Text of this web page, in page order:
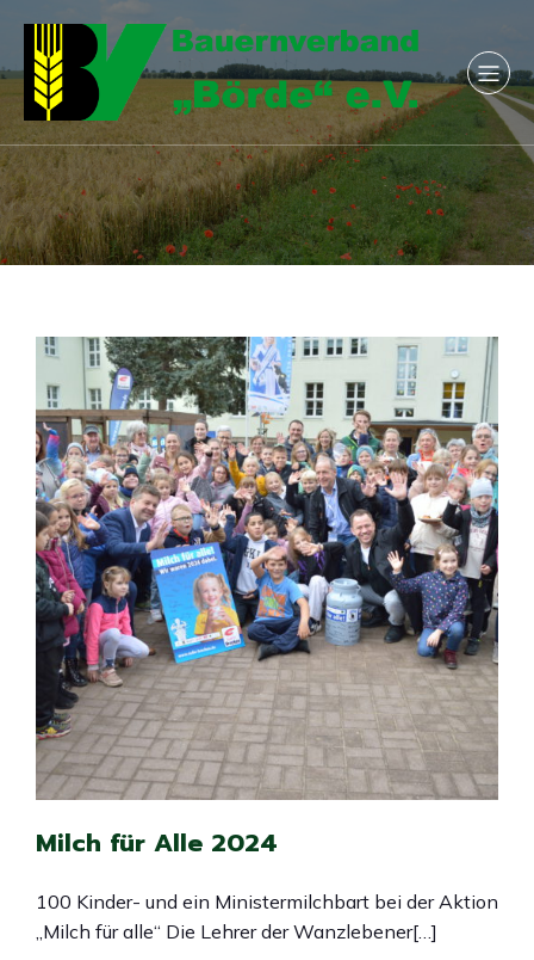
Milch für Alle 2024
100 Kinder- und ein Ministermilchbart bei der Aktion
„Milch für alle“ Die Lehrer der Wanzlebener[…]